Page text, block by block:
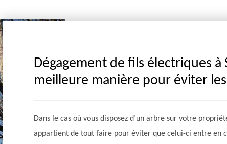
Dégagement de fils électriques à
meilleure manière pour éviter
Dans le cas où vous disposez d’un arbre sur votre
appartient de tout faire pour éviter que celui-ci entre en